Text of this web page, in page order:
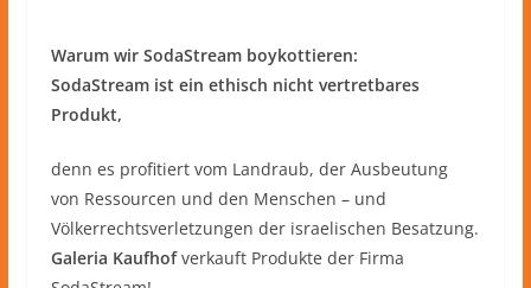
Warum wir SodaStream boykottieren:
SodaStream ist ein ethisch nicht vertretbares
Produkt,
denn es profitiert vom Landraub, der Ausbeutung
von Ressourcen und den Menschen – und
Völkerrechtsverletzungen der israelischen Besatzung.
Galeria Kaufhofverkauft Produkte der Firma